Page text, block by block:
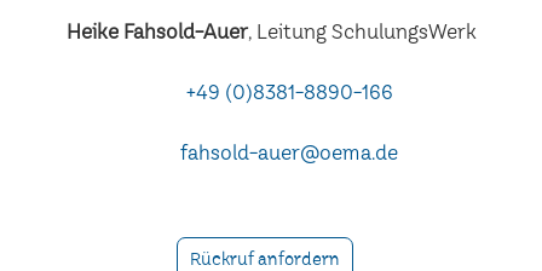
Heike Fahsold-Auer, Leitung SchulungsWerk
+49 (0)8381-8890-166
fahsold-auer@oema.de
Rückruf anfordern